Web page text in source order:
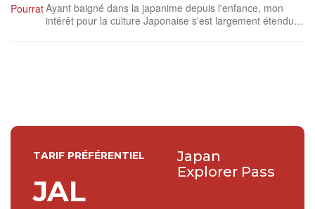
Ayant baigné dans la japanime depuis l'enfance, mon
intérêt pour la culture Japonaise s'est largement étendu
TARIF PRÉFÉRENTIEL
JAL
Japan
Explorer Pass